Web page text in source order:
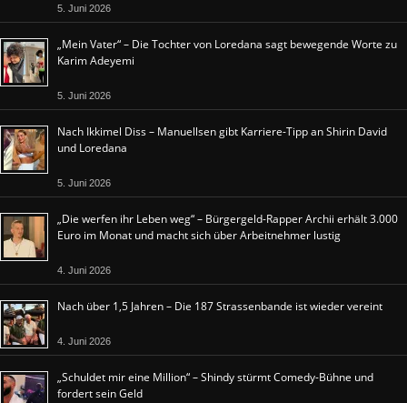
5. Juni 2026
„Mein Vater“ – Die Tochter von Loredana sagt bewegende Worte zu
Karim Adeyemi
5. Juni 2026
Nach Ikkimel Diss – Manuellsen gibt Karriere-Tipp an Shirin David
und Loredana
5. Juni 2026
„Die werfen ihr Leben weg“ – Bürgergeld-Rapper Archii erhält 3.000
Euro im Monat und macht sich über Arbeitnehmer lustig
4. Juni 2026
Nach über 1,5 Jahren – Die 187 Strassenbande ist wieder vereint
4. Juni 2026
„Schuldet mir eine Million“ – Shindy stürmt Comedy-Bühne und
fordert sein Geld